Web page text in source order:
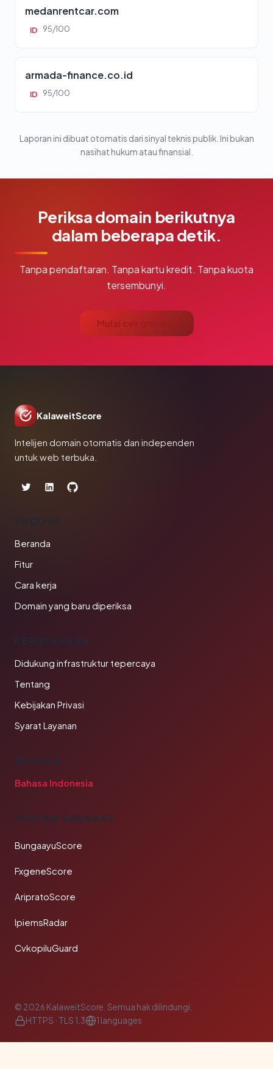
medanrentcar.com
ID 95/100
armada-finance.co.id
ID 95/100
Laporan ini dibuat otomatis dari sinyal teknis publik. Ini bukan
nasihat hukum atau finansial.
Periksa domain berikutnya
dalam beberapa detik.
Tanpa pendaftaran. Tanpa kartu kredit. Tanpa kuota
tersembunyi.
Mulai cek gratis →
KalaweitScore
Intelijen domain otomatis dan independen
untuk web terbuka.
PRODUK
Beranda
Fitur
Cara kerja
Domain yang baru diperiksa
PERUSAHAAN
Didukung infrastruktur tepercaya
Tentang
Kebijakan Privasi
Syarat Layanan
BAHASA
Bahasa Indonesia
TAUTAN SAHABAT
BungaayuScore
FxgeneScore
AripratoScore
IpiemsRadar
CvkopiluGuard
© 2026 KalaweitScore. Semua hak dilindungi.
HTTPS · TLS 1.3
1 languages